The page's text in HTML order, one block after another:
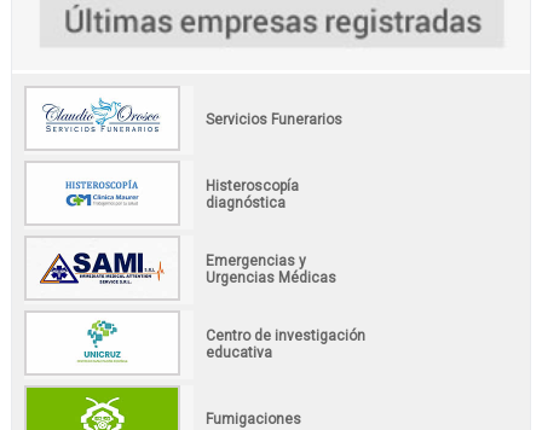
Servicios Funerarios
Histeroscopía
diagnóstica
Emergencias y
Urgencias Médicas
Centro de investigación
educativa
Fumigaciones